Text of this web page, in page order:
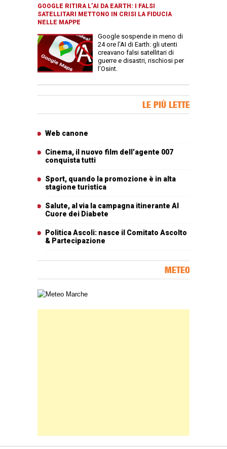
GOOGLE RITIRA L’AI DA EARTH: I FALSI
SATELLITARI METTONO IN CRISI LA FIDUCIA
NELLE MAPPE
Google sospende in meno di
24 ore l’AI di Earth: gli utenti
creavano falsi satellitari di
guerre e disastri, rischiosi per
l’Osint.
LE PIÙ LETTE
Web canone
Cinema, il nuovo film dell’agente 007
conquista tutti
Sport, quando la promozione è in alta
stagione turistica
Salute, al via la campagna itinerante Al
Cuore dei Diabete
Politica Ascoli: nasce il Comitato Ascolto
& Partecipazione
METEO
Carta meteorologica delle Marche